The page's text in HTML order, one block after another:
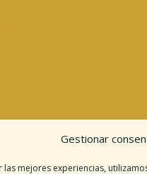
Gestionar
las mejores experiencias,